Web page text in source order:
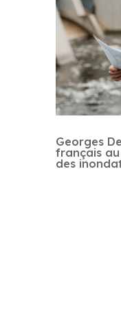
Georges
français
des